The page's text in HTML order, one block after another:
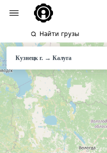
Найти грузы
Кузнецк г. → Калуга